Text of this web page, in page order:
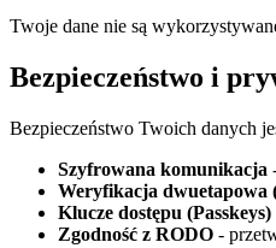
Twoje dane nie są
Bezpieczeństwo i
Bezpieczeństwo Twoich danych
Szyfrowana komunikacja
Weryfikacja dwuetapowa
Klucze dostępu (Passkeys)
Zgodność z RODO -